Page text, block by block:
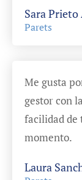
Sara Prieto
Parets
Me gusta
gestor con
facilidad de
momento.
Laura